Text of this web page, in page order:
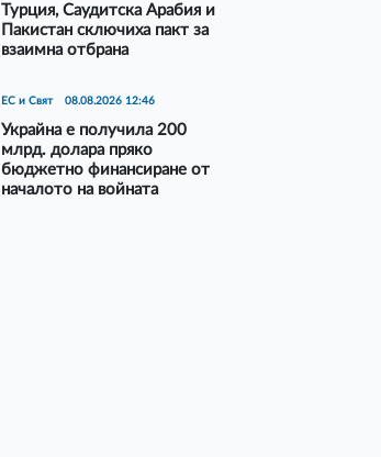
Турция, Саудитска Арабия и
Пакистан сключиха пакт за
взаимна отбрана
ЕС и Свят 08.08.2026 12:46
Украйна е получила 200
млрд. долара пряко
бюджетно финансиране от
началото на войната